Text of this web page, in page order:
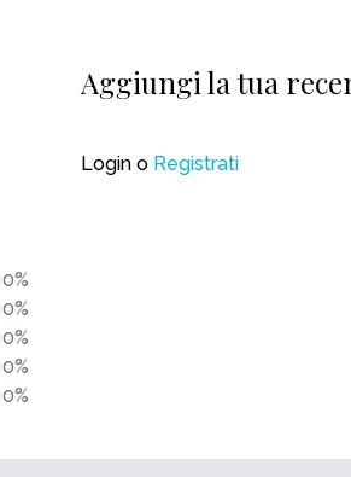
0%
0%
0%
0%
0%
Aggiungi la tua
Login o Registrati